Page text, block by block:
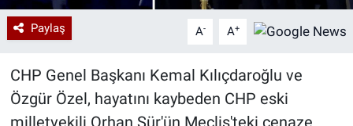
Paylaş A- A+
CHP Genel Başkanı Kemal Kılıçdaroğlu ve
Özgür Özel, hayatını kaybeden CHP eski
milletvekili Orhan Sür'ün Meclis'teki cenaze
Ramazan